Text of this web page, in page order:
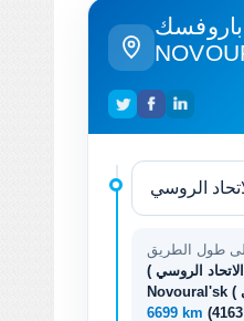
-
طول الطريق
الروسي ) -
6699 km